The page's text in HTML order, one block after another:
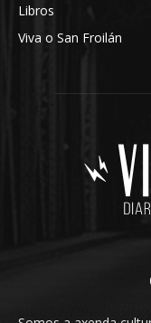
Libros
Viva o San Froilán